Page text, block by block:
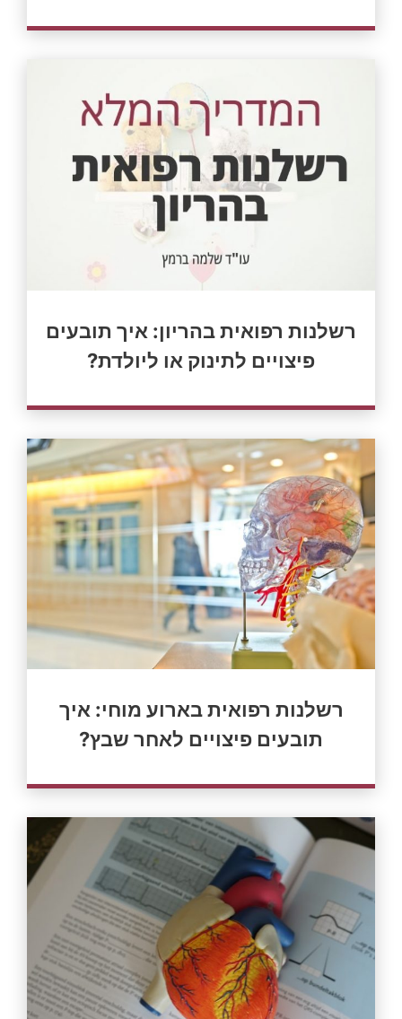
רשלנות רפואית בהריון: איך תובעים
פיצויים לתינוק או ליולדת?
רשלנות רפואית בארוע מוחי: איך
תובעים פיצויים לאחר שבץ?